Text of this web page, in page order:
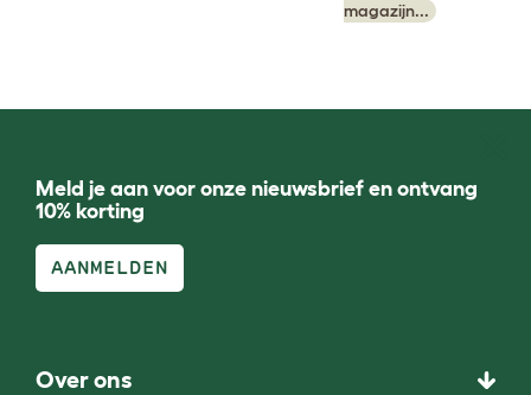
magazijn...
Meld je aan voor onze nieuwsbrief en ontvang
10% korting
AANMELDEN
Over ons